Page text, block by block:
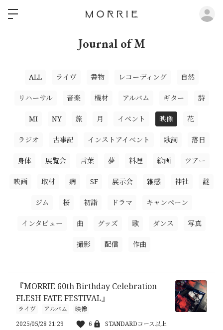
Journal of M
ALL ライヴ 書物 レコーディング 自然
リハーサル 音楽 機材 アルバム ギター 詩
MI NY 旅 月 イベント 映像 花
ラジオ 古事記 インストアイベント 歌詞 落日
身体 展覧会 言葉 夢 料理 絵画 ツアー
映画 取材 病 SF 展示会 雑感 神社 謎
ジム 桜 初詣 ドラマ キャンペーン
インタビュー 曲 グッズ 歌 ダンス 写真
撮影 配信 作曲
『MORRIE 60th Birthday Celebration
FLESH FATE FESTIVAL』
ライヴ アルバム
映像
2025/05/28 21:29
6 STANDARDコース以上